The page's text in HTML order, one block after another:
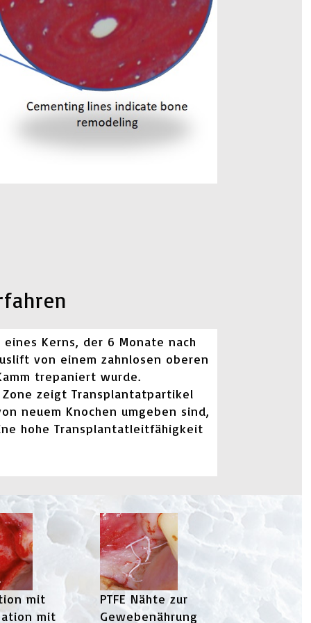
Kerns, der 6 Monate nach
von einem zahnlosen oberen
trepaniert wurde.
zeigt Transplantatpartikel
neuem Knochen umgeben sind,
hohe Transplantatleitfähigkeit
mit
mit
PTFE Nähte zur
Gewebenährung